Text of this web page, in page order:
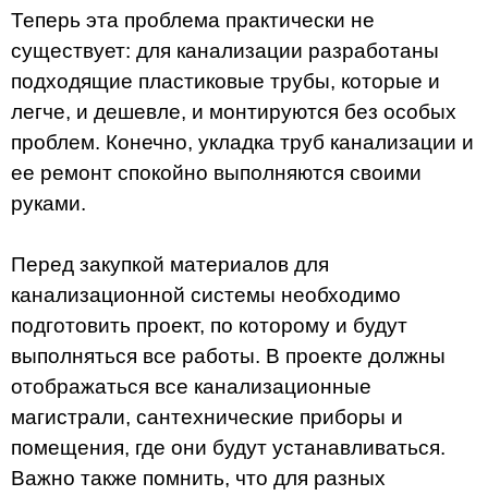
Теперь эта проблема практически не
существует: для канализации разработаны
подходящие пластиковые трубы, которые и
легче, и дешевле, и монтируются без особых
проблем. Конечно, укладка труб канализации и
ее ремонт спокойно выполняются своими
руками.
Перед закупкой материалов для
канализационной системы необходимо
подготовить проект, по которому и будут
выполняться все работы. В проекте должны
отображаться все канализационные
магистрали, сантехнические приборы и
помещения, где они будут устанавливаться.
Важно также помнить, что для разных